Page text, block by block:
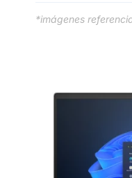
*imágenes